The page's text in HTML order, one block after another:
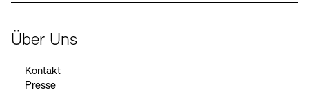
Über Uns
Kontakt
Presse